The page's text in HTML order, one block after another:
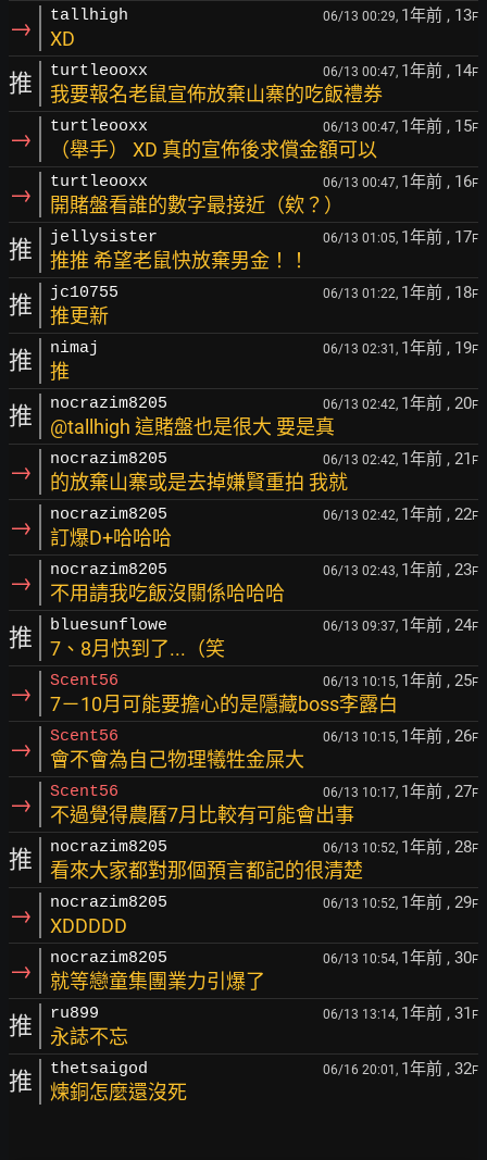
→ tallhigh 06/13 00:29, 1年前 , 13F
XD
推 turtleooxx 06/13 00:47, 1年前 , 14F
我要報名老鼠宣佈放棄山寨的吃飯禮券
→ turtleooxx 06/13 00:47, 1年前 , 15F
（舉手） XD 真的宣佈後求償金額可以
→ turtleooxx 06/13 00:47, 1年前 , 16F
開賭盤看誰的數字最接近（欸？）
推 jellysister 06/13 01:05, 1年前 , 17F
推推 希望老鼠快放棄男金！！
推 jc10755 06/13 01:22, 1年前 , 18F
推更新
推 nimaj 06/13 02:31, 1年前 , 19F
推
推 nocrazim8205 06/13 02:42, 1年前 , 20F
@tallhigh 這賭盤也是很大 要是真
→ nocrazim8205 06/13 02:42, 1年前 , 21 F
的放棄山寨或是去掉嫌賢重拍 我就
→ nocrazim8205 06/13 02:42, 1年前 , 22F
訂爆D+哈哈哈
→ nocrazim8205 06/13 02:43, 1年前 , 23F
不用請我吃飯沒關係哈哈哈
推 bluesunflowe 06/13 09:37, 1年前 , 24F
7、8月快到了...（笑
→ Scent56 06/13 10:15, 1年前 , 25F
7－10月可能要擔心的是隱藏boss李露白
→ Scent56 06/13 10:15, 1年前 , 26F
會不會為自己物理犧牲金屎大
→ Scent56 06/13 10:17, 1年前 , 27F
不過覺得農曆7月比較有可能會出事
推 nocrazim8205 06/13 10:52, 1年前 , 28F
看來大家都對那個預言都記的很清楚
→ nocrazim8205 06/13 10:52, 1年前 , 29F
XDDDDD
→ nocrazim8205 06/13 10:54, 1年前 , 30F
就等戀童集團業力引爆了
推 ru899 06/13 13:14, 1年前 , 31 F
永誌不忘
推 thetsaigod 06/16 20:01, 1年前 , 32F
煉銅怎麼還沒死